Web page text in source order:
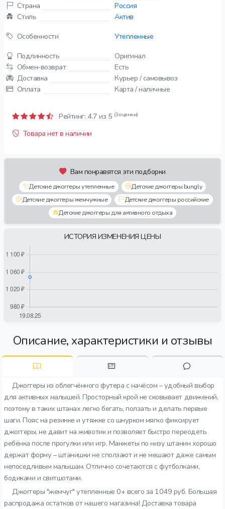
Страна
Россия
Стиль
Актив
Особенности
Утепленные
Подлинность
Оригинал
Обмен-возврат
Есть
Доставка
Курьер / самовывоз
Оплата
Карта / наличные
Рейтинг: 4.7 из 5 (3 оценки)
Товара нет в наличии
Вам понравятся эти подборки
Детские джоггеры утепленные
Детские джоггеры bungly
Детские джоггеры жемчужные
Детские джоггеры российские
Детские джоггеры для активного отдыха
ИСТОРИЯ ИЗМЕНЕНИЯ ЦЕНЫ
Описание, характеристики и отзывы
Джоггеры из облегчённого футера с начёсом – удобный выбор
для активных малышей. Просторный крой не сковывает движений,
поэтому в таких штанах легко бегать, ползать и делать первые
шаги. Пояс на резинке и утяжке со шнурком мягко фиксирует
джоггеры, не давит на животик и позволяет быстро переодеть
ребёнка после прогулки или игр. Манжеты по низу штанин хорошо
держат форму – штанишки не сползают и не мешают даже самым
непоседливым малышам. Отлично сочетаются с футболками,
бодиками и свитшотами.
Джоггеры "жемчуг" утепленные 0+ всего за 1049 руб. Большая
распродажа остатков от нашего магазина! Доставка товара